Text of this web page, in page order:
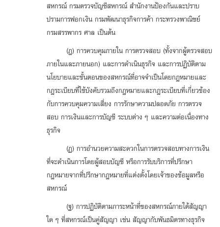
สหกรณ์ กรมตรวจบัญชีสหกรณ์ สำนักงานป้องกันและปราบ
ปรามการฟอกเงิน กรมพัฒนาธุรกิจการค้า กระทรวงพาณิชย์
กรมสรรพากร ศาล เป็นต้น
(ฎ) การควบคุมภายใน การตรวจสอบ (ทั้งจากผู้ตรวจสอบ
ภายในและภายนอก) และการดำเนินธุรกิจ และการปฏิบัติตาม
นโยบายและขั้นตอนของสหกรณ์ที่อาจจำเป็นโดยกฎหมายและ
กฎระเบียบที่ใช้บังคับรวมถึงกฎหมายและกฎระเบียบที่เกี่ยวข้อง
กับการควบคุมความเสี่ยง การรักษาความปลอดภัย การตรวจ
สอบ การเงินและการบัญชี ระบบต่าง ๆ และความต่อเนื่องทาง
ธุรกิจ
(ฏ) การอำนวยความสะดวกในการตรวจสอบทางการเงิน
ที่จะดำเนินการโดยผู้สอบบัญชี หรือการรับบริการที่ปรึกษา
กฎหมายจากที่ปรึกษากฎหมายที่แต่งตั้งโดยเจ้าของข้อมูลหรือ
สหกรณ์
(ฐ) การปฏิบัติตามภาระหน้าที่ของสหกรณ์ภายใต้สัญญา
ใด ๆ ที่สหกรณ์เป็นคู่สัญญา เช่น สัญญากับพันธมิตรทางธุรกิจ